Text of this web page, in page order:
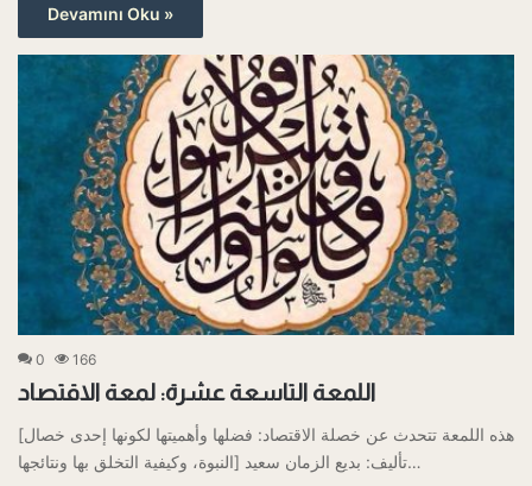
Devamını Oku »
0 166
اللمعة التاسعة عشرة: لمعة الاقتصاد
[هذه اللمعة تتحدث عن خصلة الاقتصاد: فضلها وأهميتها لكونها إحدى خصال
النبوة، وكيفية التخلق بها ونتائجها] تأليف: بديع الزمان سعيد…